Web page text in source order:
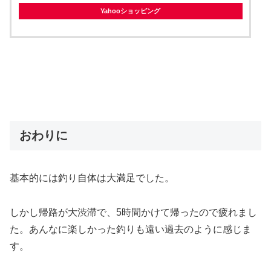
Yahooショッピング
おわりに
基本的には釣り自体は大満足でした。
しかし帰路が大渋滞で、5時間かけて帰ったので疲れまし
た。あんなに楽しかった釣りも遠い過去のように感じま
す。